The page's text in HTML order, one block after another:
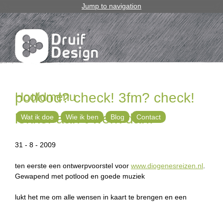
Jump to navigation
potlood? check! 3fm? check!
lekker aan t werk dan!
31 - 8 - 2009
ten eerste een ontwerpvoorstel voor www.diogenesreizen.nl
Gewapend met potlood en goede muziek
lukt het me om alle wensen in kaart te brengen en een
Hoofdmenu
Wat ik doe Wie ik ben Blog Contact